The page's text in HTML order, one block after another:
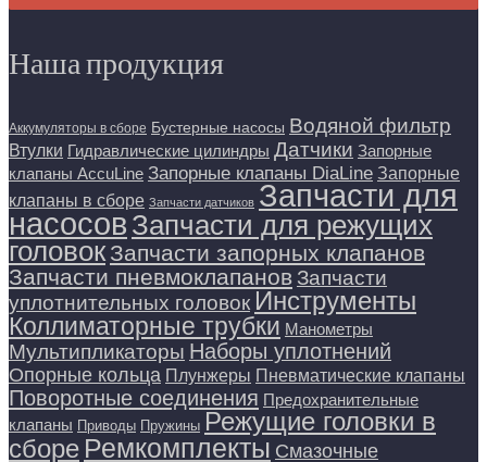
Наша продукция
Аккумуляторы в сборе Бустерные насосы Водяной фильтр
Втулки Гидравлические цилиндры Датчики Запорные
клапаны AccuLine Запорные клапаны DiaLine Запорные
клапаны в сборе Запчасти датчиков Запчасти для
насосов Запчасти для режущих
головок Запчасти запорных клапанов
Запчасти пневмоклапанов Запчасти
уплотнительных головок Инструменты
Коллиматорные трубки Манометры
Мультипликаторы Наборы уплотнений
Опорные кольца Плунжеры Пневматические клапаны
Поворотные соединения Предохранительные
клапаны Приводы Пружины Режущие головки в
сборе Ремкомплекты Смазочные